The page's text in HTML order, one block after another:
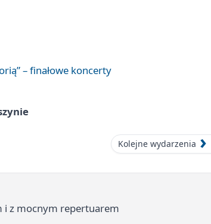
– finałowe koncerty
Kolejne wydarzenia
i z mocnym repertuarem